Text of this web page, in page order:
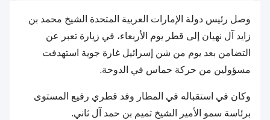
وصل رئيس دولة الإمارات العربية المتحدة الشيخ محمد بن
زايد آل نهيان إلى قطر يوم الأربعاء، في زيارة تعبر عن
التضامن بعد يوم من شن إسرائيل غارة جوية استهدفت
مسؤولين من حركة حماس في الدوحة.
وكان في استقباله في المطار وفد قطري رفيع المستوى
برئاسة سمو الأمير الشيخ تميم بن حمد آل ثاني.